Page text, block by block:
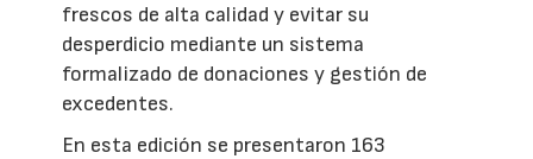
frescos de alta calidad y evitar su
desperdicio mediante un sistema
formalizado de donaciones y gestión de
excedentes.
En esta edición se presentaron 163